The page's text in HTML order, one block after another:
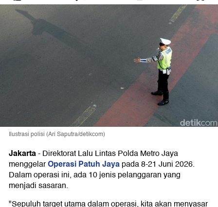
Ilustrasi polisi (Ari Saputra/detikcom)
Jakarta-Direktorat Lalu Lintas Polda Metro Jaya
menggelarOperasi Patuh Jayapada 8-21 Juni 2026.
Dalam operasi ini, ada 10 jenis pelanggaran yang
menjadi sasaran.
"Sepuluh target utama dalam operasi, kita akan menyasar